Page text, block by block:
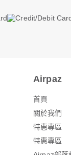
Airpaz
首頁
關於我們
特惠專區
特惠專區